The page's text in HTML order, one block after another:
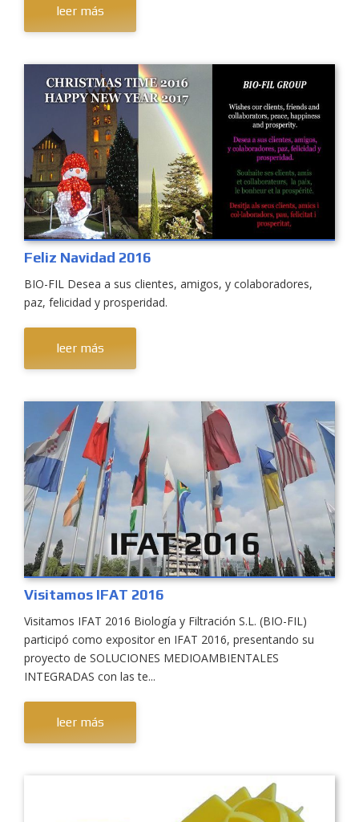
leer más
Feliz Navidad 2016
BIO-FIL Desea a sus clientes, amigos, y colaboradores,
paz, felicidad y prosperidad.
leer más
Visitamos IFAT 2016
Visitamos IFAT 2016 Biología y Filtración S.L. (BIO-FIL)
participó como expositor en IFAT 2016, presentando su
proyecto de SOLUCIONES MEDIOAMBIENTALES
INTEGRADAS con las te...
leer más